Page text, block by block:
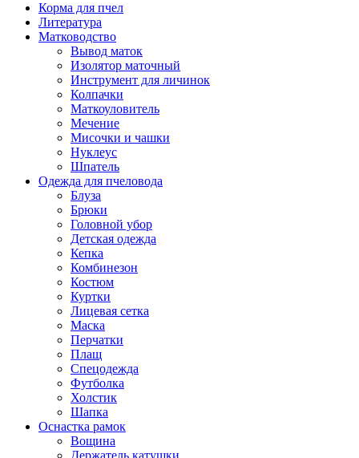
Корма для пчел
Литература
Матководство
Вывод маток
Изолятор маточный
Инструмент для личинок
Колпачки
Маткоуловитель
Мечение
Мисочки и чашки
Нуклеус
Шпатель
Одежда для пчеловода
Блуза
Брюки
Головной убор
Детская одежда
Кепка
Комбинезон
Костюм
Куртки
Лицевая сетка
Маска
Перчатки
Плащ
Спецодежда
Футболка
Холстик
Шапка
Оснастка рамок
Вощина
Держатель катушки